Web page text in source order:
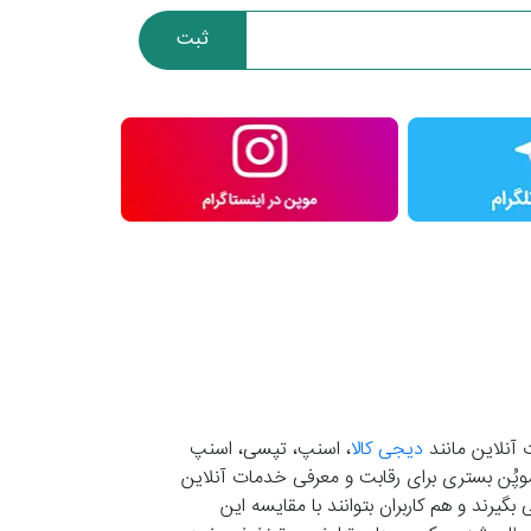
ثبت
مانند دیجی کالا، اسنپ، تپسی، اسنپ
موپُن بستری برای رقابت و معرفی خدمات آنلاین
و هم کاربران بتوانند با مقایسه این